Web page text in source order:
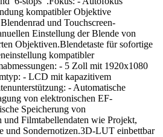
kompatibler Objektive
und Touchscreen-
Einstellung der Blende von
Objektiven.Blendetaste für sofortige
kompatibler
- 5 Zoll mit 1920x1080
- LCD mit kapazitivem
- Automatische
von elektronischen EF-
Speicherung von
und Filmtabellendaten wie Projekt,
und Sondernotizen.3D-LUT einbettbar